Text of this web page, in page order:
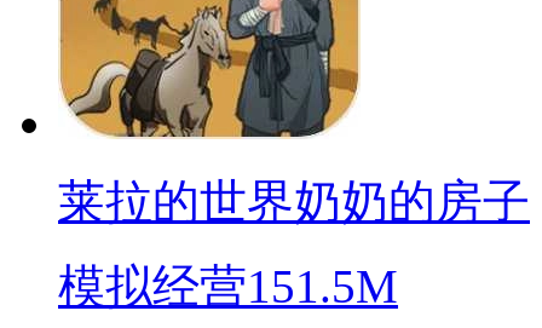
莱拉的世界奶奶的房子
模拟经营151.5M